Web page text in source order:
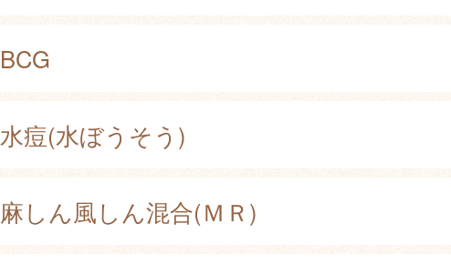
BCG
水痘(水ぼうそう)
麻しん風しん混合(ＭＲ)